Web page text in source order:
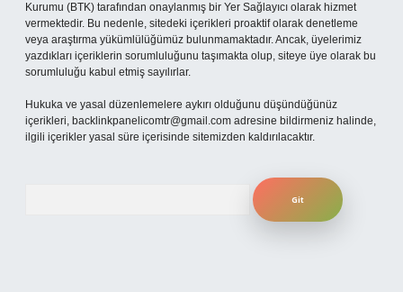
Kurumu (BTK) tarafından onaylanmış bir Yer Sağlayıcı olarak hizmet
vermektedir. Bu nedenle, sitedeki içerikleri proaktif olarak denetleme
veya araştırma yükümlülüğümüz bulunmamaktadır. Ancak, üyelerimiz
yazdıkları içeriklerin sorumluluğunu taşımakta olup, siteye üye olarak bu
sorumluluğu kabul etmiş sayılırlar.
Hukuka ve yasal düzenlemelere aykırı olduğunu düşündüğünüz
içerikleri, backlinkpanelicomtr@gmail.com adresine bildirmeniz halinde,
ilgili içerikler yasal süre içerisinde sitemizden kaldırılacaktır.